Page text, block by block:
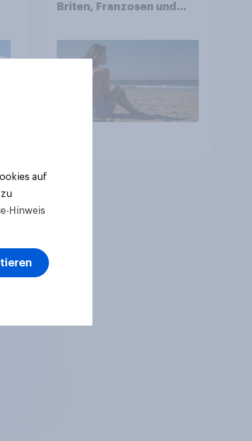
Briten, Franzosen und
auf
Hinweis